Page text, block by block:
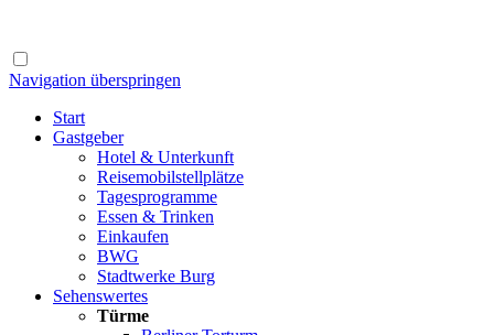
Navigation überspringen
Start
Gastgeber
Hotel & Unterkunft
Reisemobilstellplätze
Tagesprogramme
Essen & Trinken
Einkaufen
BWG
Stadtwerke Burg
Sehenswertes
Türme